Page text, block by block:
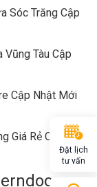
Sóc Trăng Cập
Vũng Tàu Cập
Cập Nhật Mới
Giá Rẻ Cập
Đặt lịch
tư vấn